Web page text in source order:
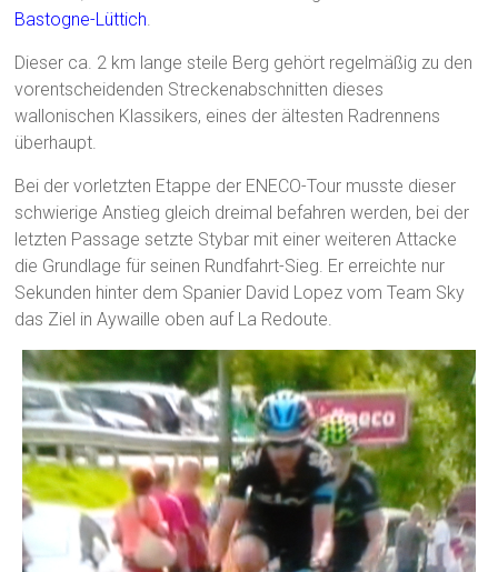
Bastogne-Lüttich.
Dieser ca. 2 km lange steile Berg gehört regelmäßig zu den
vorentscheidenden Streckenabschnitten dieses
wallonischen Klassikers, eines der ältesten Radrennens
überhaupt.
Bei der vorletzten Etappe der ENECO-Tour musste dieser
schwierige Anstieg gleich dreimal befahren werden, bei der
letzten Passage setzte Stybar mit einer weiteren Attacke
die Grundlage für seinen Rundfahrt-Sieg. Er erreichte nur
Sekunden hinter dem Spanier David Lopez vom Team Sky
das Ziel in Aywaille oben auf La Redoute.